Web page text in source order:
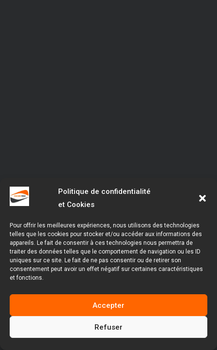
Politique de confidentialité
et Cookies
Pour offrir les meilleures expériences, nous utilisons des technologies
telles que les cookies pour stocker et/ou accéder aux informations des
appareils. Le fait de consentir à ces technologies nous permettra de
traiter des données telles que le comportement de navigation ou les ID
uniques sur ce site. Le fait de ne pas consentir ou de retirer son
consentement peut avoir un effet négatif sur certaines caractéristiques
et fonctions.
Accepter
Refuser